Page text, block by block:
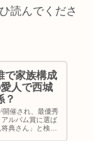
読んでくださ
で家族構成
人で西城
？
開催され、最優秀
ルバム賞に選ば
典さん」と検索